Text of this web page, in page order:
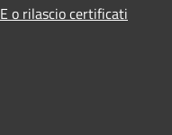
o rilascio certificati